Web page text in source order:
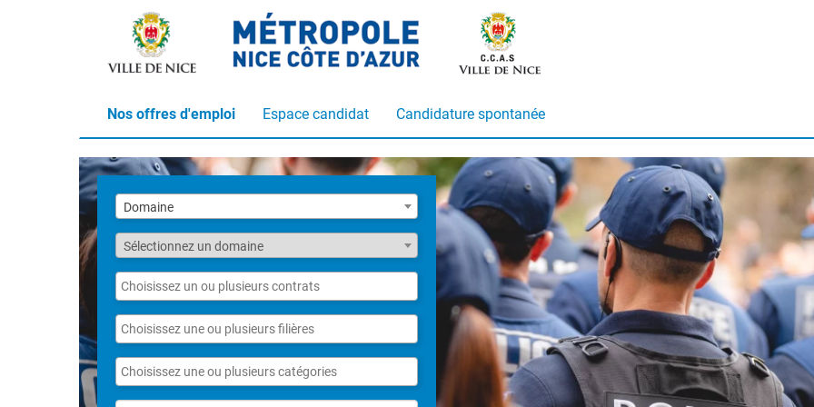
Nos offres d'emploi Espace candidat
Candidature spontanée
Liste
des
domaines
Domaine
Fonction
Sélectionnez un domaine
Liste
des
contrats
Liste
des
filières
Liste
des
catégories